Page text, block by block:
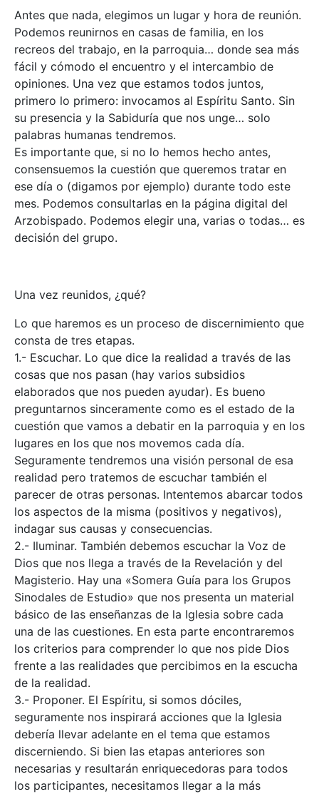
Antes que nada, elegimos un lugar y hora de reunión.
Podemos reunirnos en casas de familia, en los
recreos del trabajo, en la parroquia… donde sea más
fácil y cómodo el encuentro y el intercambio de
opiniones. Una vez que estamos todos juntos,
primero lo primero: invocamos al Espíritu Santo. Sin
su presencia y la Sabiduría que nos unge… solo
palabras humanas tendremos.
Es importante que, si no lo hemos hecho antes,
consensuemos la cuestión que queremos tratar en
ese día o (digamos por ejemplo) durante todo este
mes. Podemos consultarlas en la página digital del
Arzobispado. Podemos elegir una, varias o todas… es
decisión del grupo.
Una vez reunidos, ¿qué?
Lo que haremos es un proceso de discernimiento que
consta de tres etapas.
1.- Escuchar. Lo que dice la realidad a través de las
cosas que nos pasan (hay varios subsidios
elaborados que nos pueden ayudar). Es bueno
preguntarnos sinceramente como es el estado de la
cuestión que vamos a debatir en la parroquia y en los
lugares en los que nos movemos cada día.
Seguramente tendremos una visión personal de esa
realidad pero tratemos de escuchar también el
parecer de otras personas. Intentemos abarcar todos
los aspectos de la misma (positivos y negativos),
indagar sus causas y consecuencias.
2.- Iluminar. También debemos escuchar la Voz de
Dios que nos llega a través de la Revelación y del
Magisterio. Hay una «Somera Guía para los Grupos
Sinodales de Estudio» que nos presenta un material
básico de las enseñanzas de la Iglesia sobre cada
una de las cuestiones. En esta parte encontraremos
los criterios para comprender lo que nos pide Dios
frente a las realidades que percibimos en la escucha
de la realidad.
3.- Proponer. El Espíritu, si somos dóciles,
seguramente nos inspirará acciones que la Iglesia
debería llevar adelante en el tema que estamos
discerniendo. Si bien las etapas anteriores son
necesarias y resultarán enriquecedoras para todos
los participantes, necesitamos llegar a la más